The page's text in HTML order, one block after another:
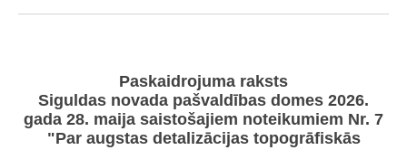
Paskaidrojuma raksts
Siguldas novada pašvaldības domes 2026.
gada 28. maija saistošajiem noteikumiem Nr. 7
"Par augstas detalizācijas topogrāfiskās